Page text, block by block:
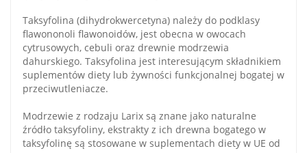
Taksyfolina (dihydrokwercetyna) należy do podklasy
flawononoli flawonoidów, jest obecna w owocach
cytrusowych, cebuli oraz drewnie modrzewia
dahurskiego. Taksyfolina jest interesującym składnikiem
suplementów diety lub żywności funkcjonalnej bogatej w
przeciwutleniacze.
Modrzewie z rodzaju Larix są znane jako naturalne
źródło taksyfoliny, ekstrakty z ich drewna bogatego w
taksyfolinę są stosowane w suplementach diety w UE od